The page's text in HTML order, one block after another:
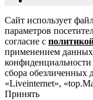
Сайт использует
параметров
согласие с
применением
сбора обезличенных
«Liveinternet»,
Принять